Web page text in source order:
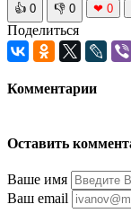
👍 0 👎 0 ❤ 0
Поделиться
Комментарии
Оставить
Ваше имя
Ваш email